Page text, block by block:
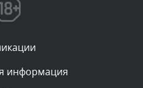
после проверки
информация